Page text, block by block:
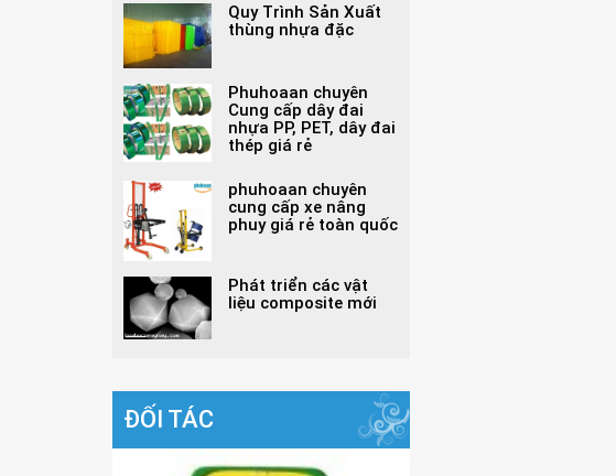
Quy Trình Sản Xuất
thùng nhựa đặc
Phuhoaan chuyên
Cung cấp dây đai
nhựa PP, PET, dây đai
thép giá rẻ
phuhoaan chuyên
cung cấp xe nâng
phuy giá rẻ toàn quốc
Phát triển các vật
liệu composite mới
ĐỐI TÁC